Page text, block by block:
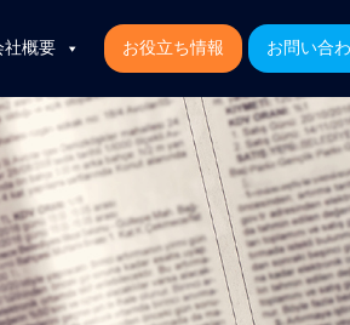
社概要 お役立ち情報 お問い合